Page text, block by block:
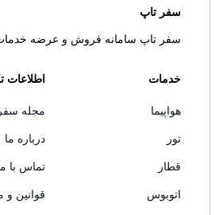
سفر تاپ
سفر تاپ سامانه فروش و عرضه
خدمات
هواپیما
تور
قطار
اتوبوس
اطلاعات
مجله
درباره ما
تماس با
قوانین و